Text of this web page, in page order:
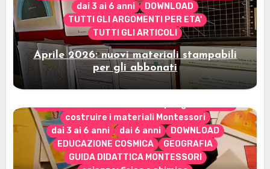
dai 3 ai 6 anni
DOWNLOAD
TUTTI GLI ARGOMENTI PER ETA'
TUTTI GLI ARTICOLI
Aprile 2026: nuovi materiali stampabili
per gli abbonati
costruire i materiali Montessori
dai 3 ai 6 anni
dai 6 anni
DOWNLOAD
EDUCAZIONE COSMICA
GEOGRAFIA
GUIDA DIDATTICA MONTESSORI